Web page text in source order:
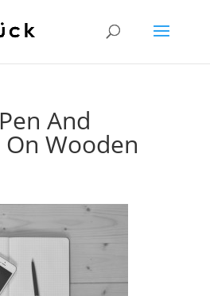
And
Wooden